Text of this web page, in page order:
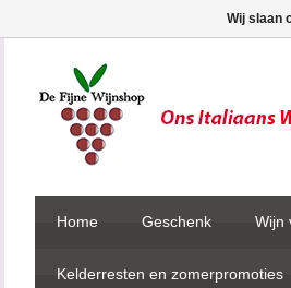
Home Geschenk Wijn
Kelderresten en zomerpromoties
Wij slaan